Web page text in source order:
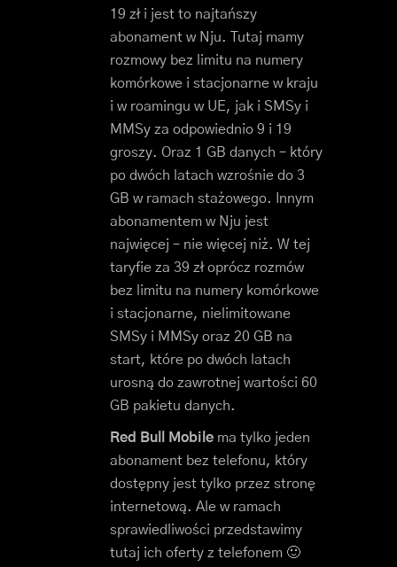
19 zł i jest to najtańszy
abonament w Nju. Tutaj mamy
rozmowy bez limitu na numery
komórkowe i stacjonarne w kraju
i w roamingu w UE, jak i SMSy i
MMSy za odpowiednio 9 i 19
groszy. Oraz 1 GB danych – który
po dwóch latach wzrośnie do 3
GB w ramach stażowego. Innym
abonamentem w Nju jest
najwięcej – nie więcej niż. W tej
taryfie za 39 zł oprócz rozmów
bez limitu na numery komórkowe
i stacjonarne, nielimitowane
SMSy i MMSy oraz 20 GB na
start, które po dwóch latach
urosną do zawrotnej wartości 60
GB pakietu danych.
Red Bull Mobile ma tylko jeden
abonament bez telefonu, który
dostępny jest tylko przez stronę
internetową. Ale w ramach
sprawiedliwości przedstawimy
tutaj ich oferty z telefonem 🙂